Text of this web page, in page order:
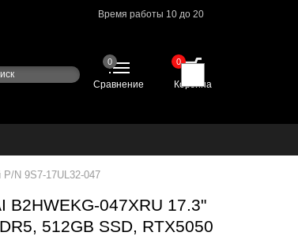
Время работы 10 до 20
0
Корзина
0
Сравнение
N 9S7-17UL32-047
B2HWEKG-047XRU 17.3"
512GB SSD, RTX5050